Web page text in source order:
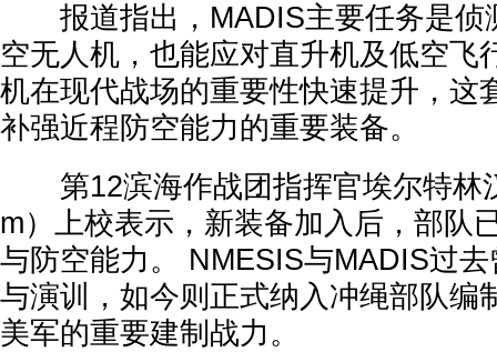
报道指出，MADIS主要任务是侦
空无人机，也能应对直升机及低空飞
机在现代战场的重要性快速提升，这
补强近程防空能力的重要装备。
第12滨海作战团指挥官埃尔特林
m）上校表示，新装备加入后，部队
与防空能力。 NMESIS与MADIS过
与演训，如今则正式纳入冲绳部队编
美军的重要建制战力。